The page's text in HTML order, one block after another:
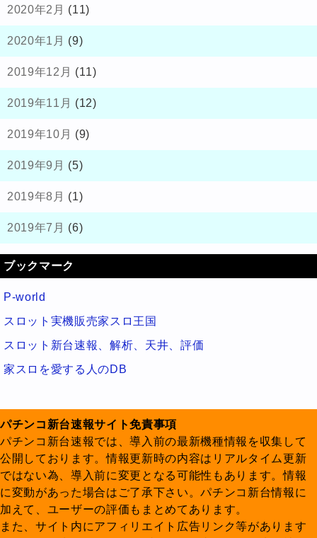
2020年2月 (11)
2020年1月 (9)
2019年12月 (11)
2019年11月 (12)
2019年10月 (9)
2019年9月 (5)
2019年8月 (1)
2019年7月 (6)
ブックマーク
P-world
スロット実機販売家スロ王国
スロット新台速報、解析、天井、評価
家スロを愛する人のDB
パチンコ新台速報サイト免責事項
パチンコ新台速報では、導入前の最新機種情報を収集して
公開しております。情報更新時の内容はリアルタイム更新
ではない為、導入前に変更となる可能性もあります。情報
に変動があった場合はご了承下さい。パチンコ新台情報に
加えて、ユーザーの評価もまとめてあります。
また、サイト内にアフィリエイト広告リンク等があります